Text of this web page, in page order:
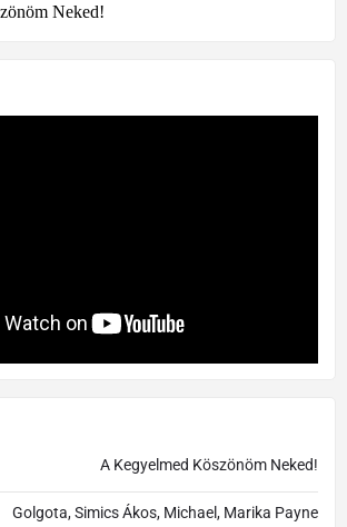
Neked!
A Kegyelmed Köszönöm Neked!
Golgota, Simics Ákos, Michael, Marika Payne